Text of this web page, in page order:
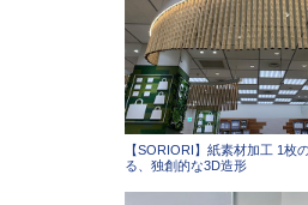
【SORIORI】紙素材加工 1枚
る、独創的な3D造形